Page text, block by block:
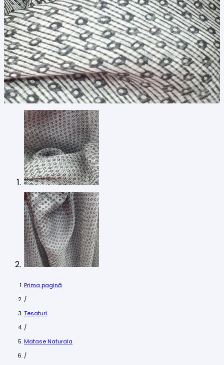
Prima pagină
/
Tesaturi
/
Matase Naturala
/